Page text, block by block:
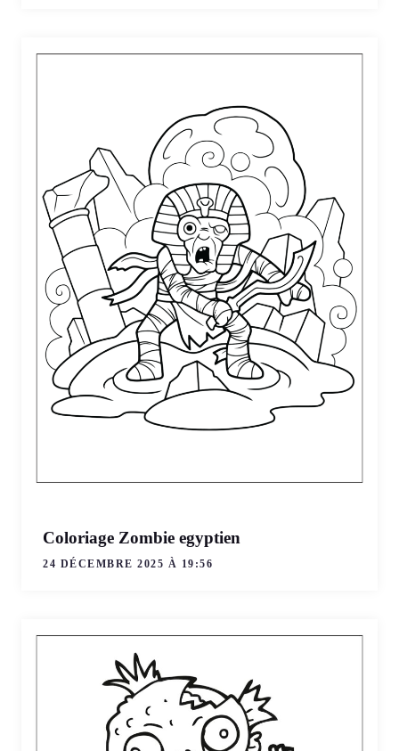
Coloriage Zombie egyptien
24 DÉCEMBRE 2025 À 19:56